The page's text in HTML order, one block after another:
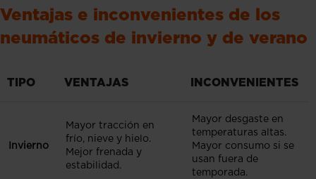
Ventajas e inconvenientes de los
neumáticos de invierno y de verano
TIPO VENTAJAS INCONVENIENTES
Invierno
Mayor tracción en
frío, nieve y hielo.
Mejor frenada y
estabilidad.
Mayor desgaste en
temperaturas altas.
Mayor consumo si se
usan fuera de
temporada.